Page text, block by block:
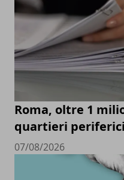
Roma, oltre 1
quartieri periferici
07/08/2026